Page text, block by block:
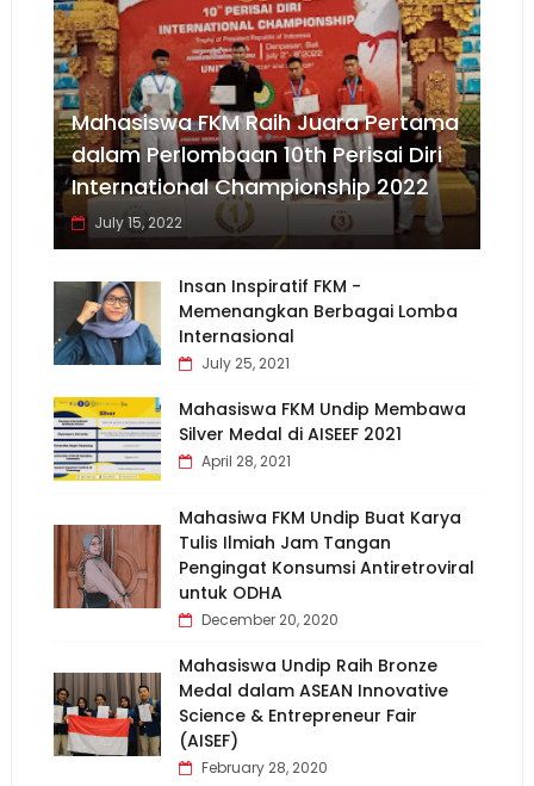
Mahasiswa FKM Raih Juara Pertama
dalam Perlombaan 10th Perisai Diri
International Championship 2022
July 15, 2022
Insan Inspiratif FKM -
Memenangkan Berbagai Lomba
Internasional
July 25, 2021
Mahasiswa FKM Undip Membawa
Silver Medal di AISEEF 2021
April 28, 2021
Mahasiwa FKM Undip Buat Karya
Tulis Ilmiah Jam Tangan
Pengingat Konsumsi Antiretroviral
untuk ODHA
December 20, 2020
Mahasiswa Undip Raih Bronze
Medal dalam ASEAN Innovative
Science & Entrepreneur Fair
(AISEF)
February 28, 2020